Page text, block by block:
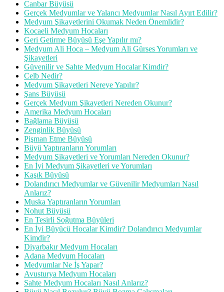
Canbar Büyüsü
Gerçek Medyumlar ve Yalancı Medyumlar Nasıl Ayırt Edilir?
Medyum Şikayetlerini Okumak Neden Önemlidir?
Kocaeli Medyum Hocaları
Geri Getirme Büyüsü Eşe Yapılır mı?
Medyum Ali Hoca – Medyum Ali Gürses Yorumları ve
Şikayetleri
Güvenilir ve Sahte Medyum Hocalar Kimdir?
Celb Nedir?
Medyum Şikayetleri Nereye Yapılır?
Şans Büyüsü
Gerçek Medyum Şikayetleri Nereden Okunur?
Amerika Medyum Hocaları
Bağlama Büyüsü
Zenginlik Büyüsü
Pişman Etme Büyüsü
Büyü Yaptıranların Yorumları
Medyum Şikayetleri ve Yorumları Nereden Okunur?
En İyi Medyum Şikayetleri ve Yorumları
Kaşık Büyüsü
Dolandırıcı Medyumlar ve Güvenilir Medyumları Nasıl
Anlarız?
Muska Yaptıranların Yorumları
Nohut Büyüsü
En Tesirli Soğutma Büyüleri
En İyi Büyücü Hocalar Kimdir? Dolandırıcı Medyumlar
Kimdir?
Diyarbakır Medyum Hocaları
Adana Medyum Hocaları
Medyumlar Ne İş Yapar?
Avusturya Medyum Hocaları
Sahte Medyum Hocaları Nasıl Anlarız?